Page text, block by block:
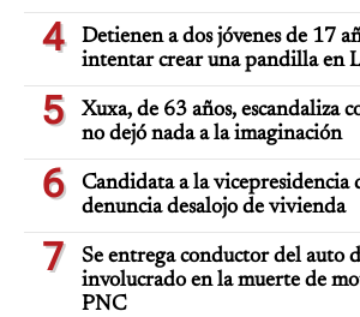
4
Detienen a dos jóvenes de 17
intentar crear una pandilla en
5
Xuxa, de 63 años, escandaliza
no dejó nada a la imaginación
6
Candidata a la
denuncia desalojo de vivienda
7
Se entrega conductor del auto
involucrado en la muerte de
PNC